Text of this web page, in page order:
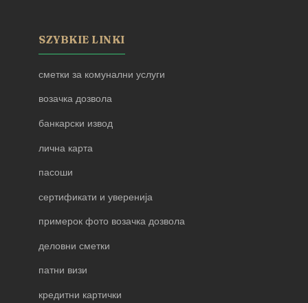
SZYBKIE LINKI
сметки за комунални услуги
возачка дозвола
банкарски извод
лична карта
пасоши
сертификати и уверенија
примерок фото возачка дозвола
деловни сметки
патни визи
кредитни картички